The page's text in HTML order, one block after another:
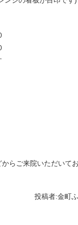
らご来院いただいて
投稿者:金町